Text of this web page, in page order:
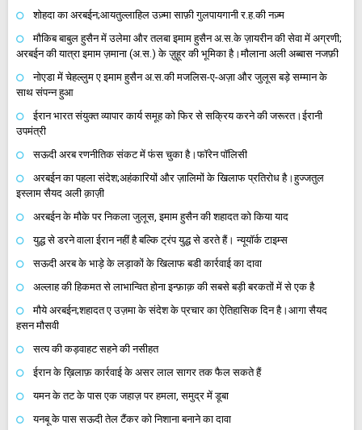
शोहदा का अरबईन;आयतुल्लाहिल उज़्मा साफ़ी गुलपायगानी र.ह.की नज़्म
मौकिब बाबुल हुसैन में उलेमा और तलबा इमाम हुसैन अ.स.के ज़ायरीन की सेवा में अग्रणी;
अरबईन की यात्रा इमाम ज़माना (अ.स.) के ज़ुहूर की भूमिका है।मौलाना अली अब्बास नजफ़ी
नोएडा में चेहल्लुम ए इमाम हुसैन अ.स.की मजलिस-ए-अज़ा और जुलूस बड़े सम्मान के
साथ संपन्न हुआ
ईरान भारत संयुक्त व्यापार कार्य समूह को फिर से सक्रिय करने की जरूरत।ईरानी
उपमंत्री
सऊदी अरब रणनीतिक संकट में फंस चुका है।फॉरेन पॉलिसी
अरबईन का पहला संदेश;अहंकारियों और ज़ालिमों के खिलाफ प्रतिरोध है।हुज्जतुल
इस्लाम सैयद अली क़ाज़ी
अरबईन के मौके पर निकला जुलूस, इमाम हुसैन की शहादत को किया याद
युद्ध से डरने वाला ईरान नहीं है बल्कि ट्रंप युद्ध से डरते हैं। न्यूयॉर्क टाइम्स
सऊदी अरब के भाड़े के लड़ाकों के खिलाफ बडी कार्रवाई का दावा
अल्लाह की हिकमत से लाभान्वित होना इन्फ़ाक़ की सबसे बड़ी बरकतों में से एक है
मौये अरबईन;शहादत ए उज़मा के संदेश के प्रचार का ऐतिहासिक दिन है।आगा सैयद
हसन मौसवी
सत्य की कड़वाहट सहने की नसीहत
ईरान के ख़िलाफ़ कार्रवाई के असर लाल सागर तक फैल सकते हैं
यमन के तट के पास एक जहाज़ पर हमला, समुद्र में डूबा
यनबू के पास सऊदी तेल टैंकर को निशाना बनाने का दावा